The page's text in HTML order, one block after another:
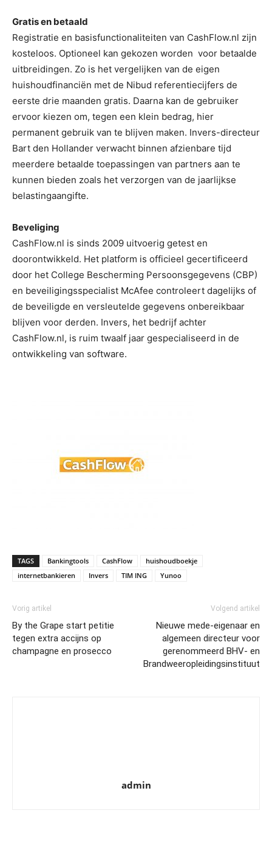
Gratis en betaald
Registratie en basisfunctionaliteiten van CashFlow.nl zijn
kosteloos. Optioneel kan gekozen worden voor betaalde
uitbreidingen. Zo is het vergelijken van de eigen
huishoudfinanciën met de Nibud referentiecijfers de
eerste drie maanden gratis. Daarna kan de gebruiker
ervoor kiezen om, tegen een klein bedrag, hier
permanent gebruik van te blijven maken. Invers-directeur
Bart den Hollander verwacht binnen afzienbare tijd
meerdere betaalde toepassingen van partners aan te
kunnen bieden zoals het verzorgen van de jaarlijkse
belastingaangifte.
Beveliging
CashFlow.nl is sinds 2009 uitvoerig getest en
doorontwikkeld. Het platform is officieel gecertificeerd
door het College Bescherming Persoonsgegevens (CBP)
en beveiligingsspecialist McAfee controleert dagelijks of
de beveiligde en versleutelde gegevens onbereikbaar
blijven voor derden. Invers, het bedrijf achter
CashFlow.nl, is ruim twaalf jaar gespecialiseerd in de
ontwikkeling van software.
TAGS Bankingtools CashFlow
huishoudboekje
internetbankieren
Invers TIM ING Yunoo
Vorig artikel
By the Grape start petitie
tegen extra accijns op
champagne en prosecco
Volgend artikel
Nieuwe mede-eigenaar en
algemeen directeur voor
gerenommeerd BHV- en
Brandweeropleidingsinstituut
admin